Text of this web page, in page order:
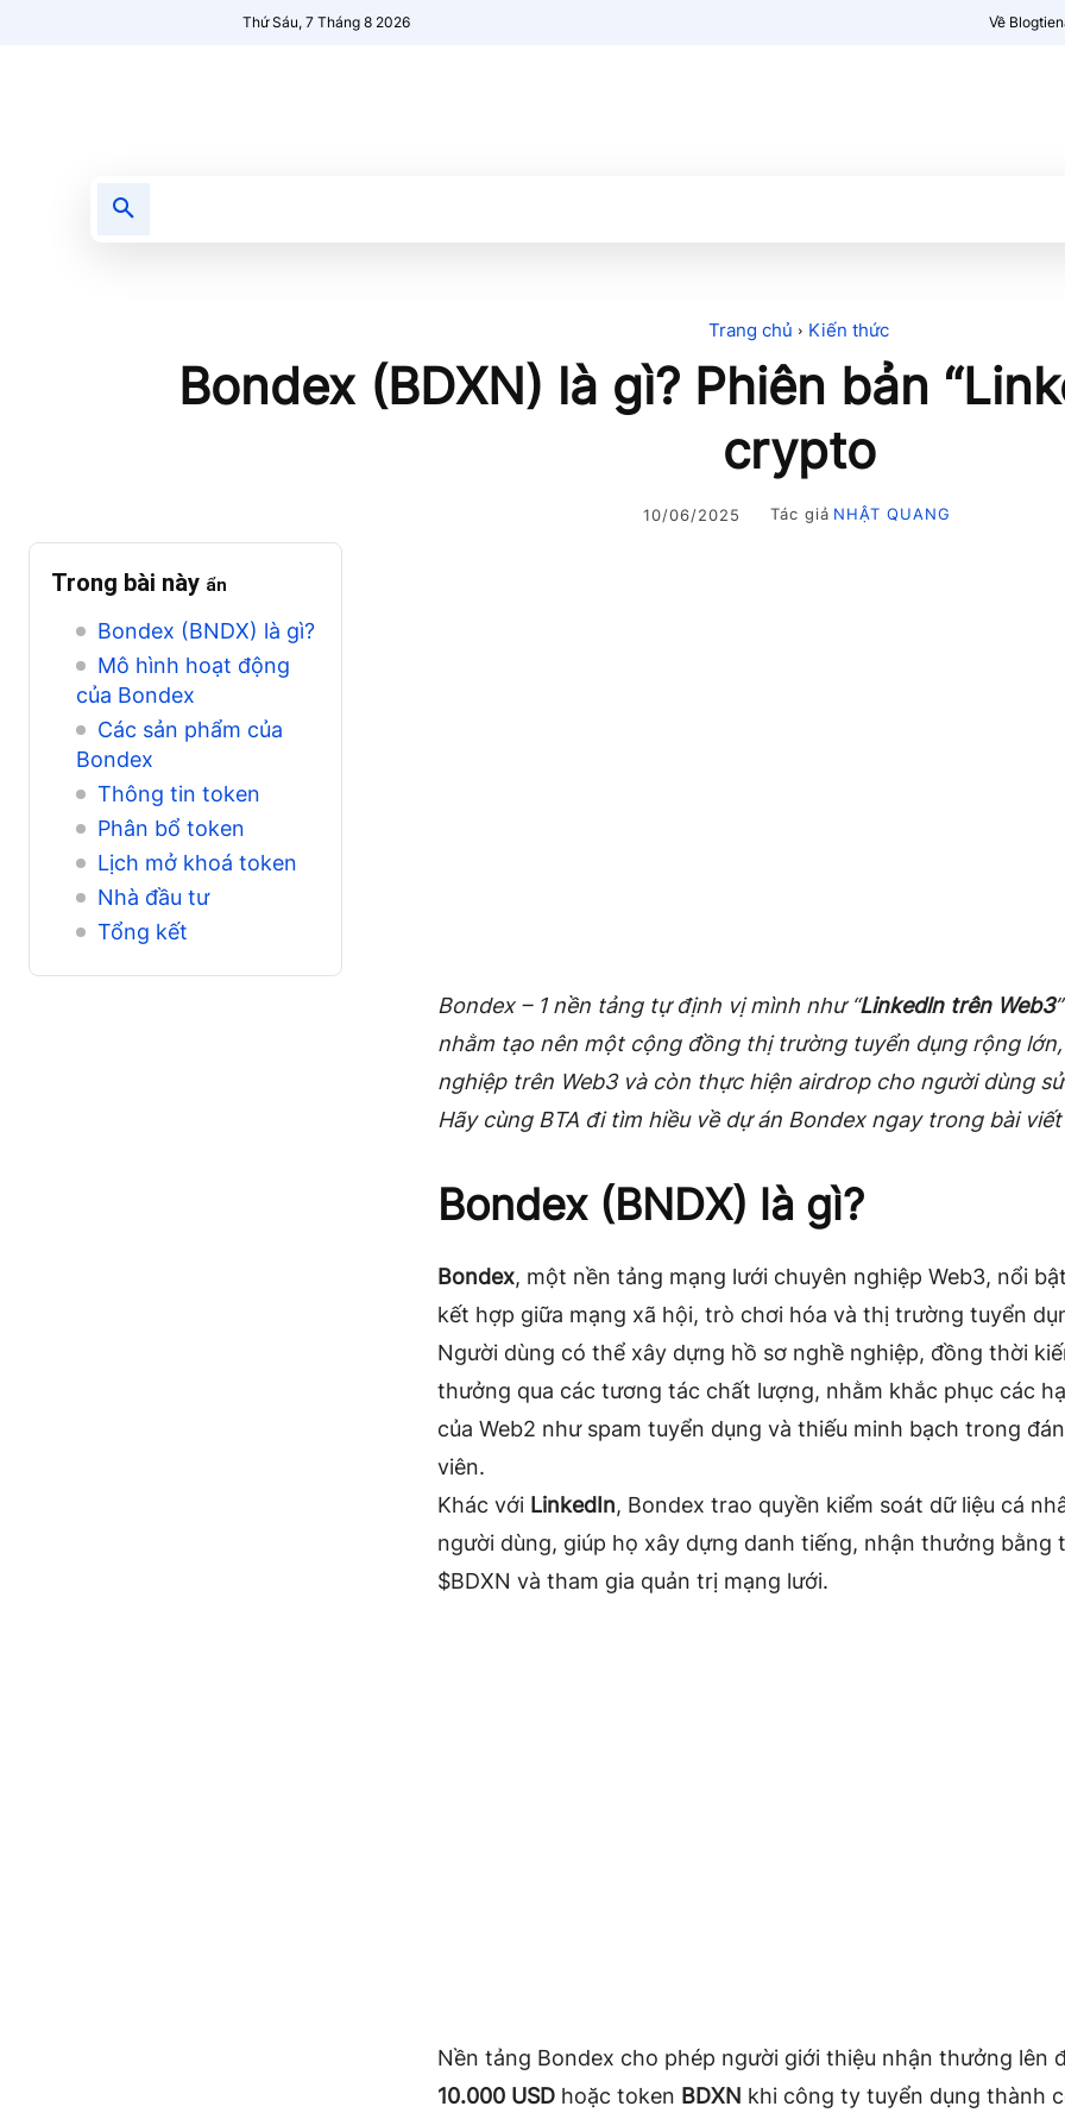
Thứ Sáu, 7 Tháng 8 2026 Về
Trang chủ Kiến thức
Bondex (BDXN) là gì? Phiên bản
crypto
10/06/2025 Tác giả NHẬT QUANG
Trong bài này ẩn
Bondex (BNDX) là gì?
Mô hình hoạt động
của Bondex
Các sản phẩm của
Bondex
Thông tin token
Phân bổ token
Lịch mở khoá token
Nhà đầu tư
Tổng kết
Bondex – 1 nền tảng tự định vị mình như “Linkedln trên Web3
nhằm tạo nên một cộng đồng thị trường tuyển dụng rộng
nghiệp trên Web3 và còn thực hiện airdrop cho người dùng
Hãy cùng BTA đi tìm hiều về dự án Bondex ngay trong bài
Bondex (BNDX) là gì?
Bondex, một nền tảng mạng lưới chuyên nghiệp Web3, nổi
kết hợp giữa mạng xã hội, trò chơi hóa và thị trường tuyển
Người dùng có thể xây dựng hồ sơ nghề nghiệp, đồng thời
thưởng qua các tương tác chất lượng, nhằm khắc phục các
của Web2 như spam tuyển dụng và thiếu minh bạch trong
viên.
Khác với LinkedIn, Bondex trao quyền kiểm soát dữ liệu cá
người dùng, giúp họ xây dựng danh tiếng, nhận thưởng bằng
$BDXN và tham gia quản trị mạng lưới.
Nền tảng Bondex cho phép người giới thiệu nhận thưởng lên
10.000 USD hoặc token BDXN khi công ty tuyển dụng thành